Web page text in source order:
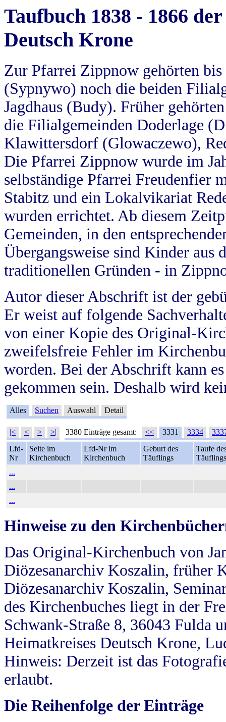
Taufbuch 1838 - 1866
Deutsch Krone
Zur Pfarrei Zippnow gehörten
(Sypnywo) noch die beiden
Jagdhaus (Budy). Früher
die Filialgemeinden Doderlage
Klawittersdorf (Glowaczewo),
Die Pfarrei Zippnow wurde im
selbständige Pfarrei Freudenfier
Stabitz und ein Lokalvikariat
wurden errichtet. Ab diesem
Gemeinden, in den
Übergangsweise sind Kinder aus
traditionellen Gründen - in
Autor dieser Abschrift ist der
Er weist auf folgende
von einer Kopie des Original-
zweifelsfreie Fehler im
worden. Bei der Abschrift kann
gekommen sein. Deshalb wird
Alles Suchen Auswahl Detail
|< < > >| 3380 Einträge gesamt: << 3331 3334
Lfd-
Nr
Seite im
Kirchenbuch
Lfd-Nr im
Kirchenbuch
Geburt des
Täuflings
Taufe
Täuflings
...
...
...
Hinweise zu den
Das Original-Kirchenbuch von
Diözesanarchiv Koszalin, früher
Diözesanarchiv Koszalin,
des Kirchenbuches liegt in der
Schwank-Straße 8, 36043 Fulda
Heimatkreises Deutsch Krone,
Hinweis: Derzeit ist das
erlaubt.
Die Reihenfolge der Einträge